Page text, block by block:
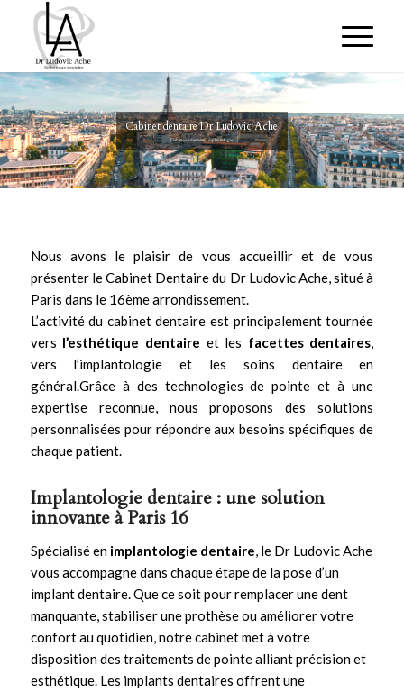
Cabinet dentaire Dr Ludovic Ache
Esthétique dentaire, Implantologie
Nous avons le plaisir de vous accueillir et de vous
présenter le Cabinet Dentaire du Dr Ludovic Ache, situé à
Paris dans le 16ème arrondissement.
L’activité du cabinet dentaire est principalement tournée
vers l’esthétique dentaire et les facettes dentaires,
vers l’implantologie et les soins dentaire en
général.Grâce à des technologies de pointe et à une
expertise reconnue, nous proposons des solutions
personnalisées pour répondre aux besoins spécifiques de
chaque patient.
Implantologie dentaire : une solution
innovante à Paris 16
Spécialisé en implantologie dentaire , le Dr Ludovic Ache
vous accompagne dans chaque étape de la pose d’un
implant dentaire. Que ce soit pour remplacer une dent
manquante, stabiliser une prothèse ou améliorer votre
confort au quotidien, notre cabinet met à votre
disposition des traitements de pointe alliant précision et
esthétique. Les implants dentaires offrent une